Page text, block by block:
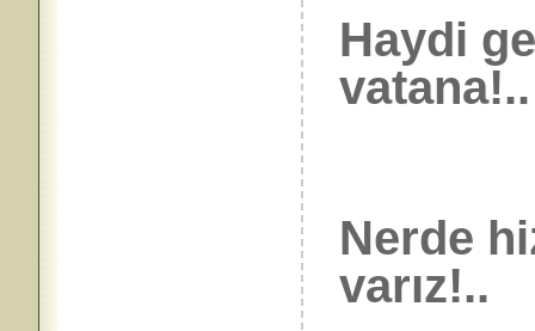
Haydi
vatana!..
Nerde
varız!..